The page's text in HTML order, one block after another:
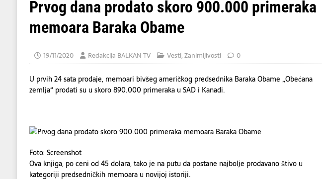
[ 06/08/2026 ]
Dino Merlin oduševio region – tri spektakularne večeri na
[ 07/08/2026 ] Predsednik Ukrajine Volodimir Zelenski stigao u Srbiju,
DRUŠTVO
Prvog dana prodato skoro 900.000 primeraka
memoara Baraka Obame
19/11/2020 Redakcija BALKAN TV Vesti,Zanimljivosti 0
U prvih 24 sata prodaje, memoari bivšeg američkog predsednika Baraka Obame „Obećana
zemlja“ prodati su u skoro 890.000 primeraka u SAD i Kanadi.
Foto: Screenshot
Ova knjiga, po ceni od 45 dolara, tako je na putu da postane najbolje prodavano štivo u
kategoriji predsedničkih memoara u novijoj istoriji.